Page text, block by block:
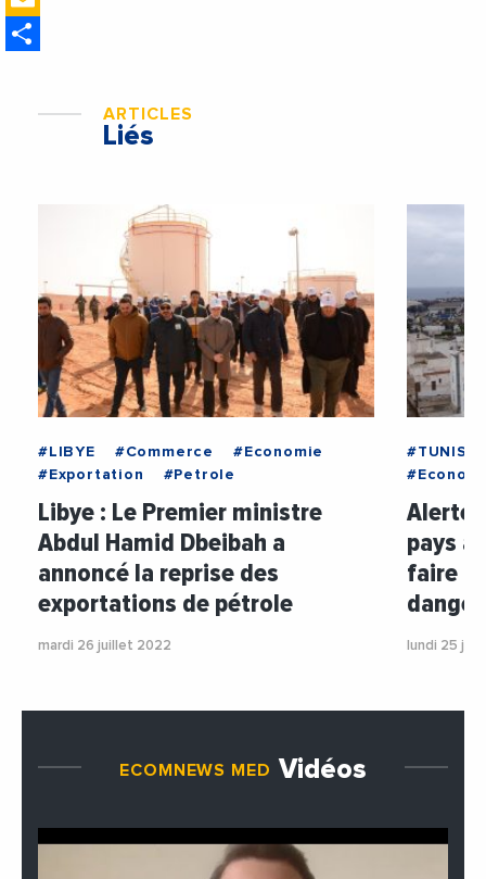
ARTICLES
Liés
#LIBYE #Commerce
#Economie
#Exportation
#Petrole
Libye : Le Premier ministre
Abdul Hamid Dbeibah a
annoncé la reprise des
exportations de pétrole
mardi 26 juillet 2022
#TUNISIE
Alerte
pays
faire
lundi 25
ECOMNEWS MED Vidéos